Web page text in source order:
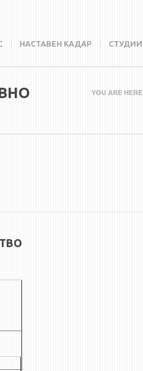
НАСТАВЕН КАДАР СТУДИИ
YOU ARE HERE